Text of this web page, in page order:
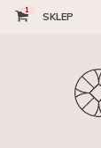
1
SKLEP